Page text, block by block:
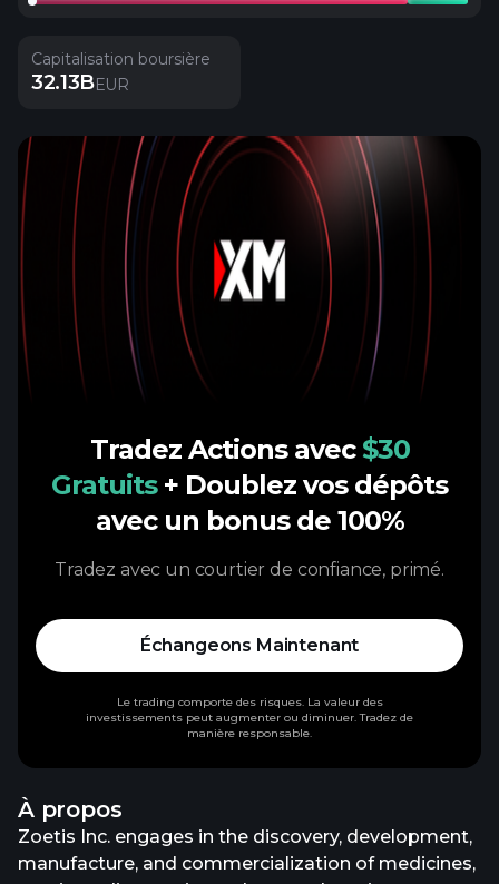
Capitalisation boursière
32.13BEUR
À propos
Zoetis Inc. engages in the discovery, development,
manufacture, and commercialization of medicines,
Tradez Actions avec $30
Gratuits + Doublez vos dépôts
avec un bonus de 100%
Tradez avec un courtier de confiance, primé.
Échangeons Maintenant
Le trading comporte des risques. La valeur des
investissements peut augmenter ou diminuer. Tradez de
manière responsable.